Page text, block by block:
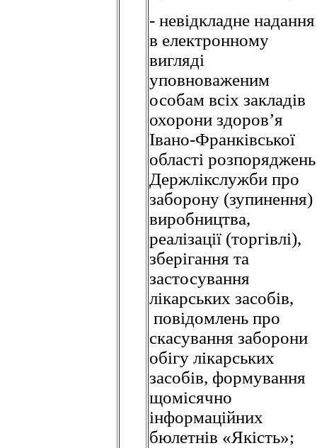
- невідкладне надання
в електронному
вигляді
уповноваженим
особам всіх закладів
охорони здоров’я
Івано-Франківської
області розпоряджень
Держлікслужби про
заборону (зупинення)
виробництва,
реалізації (торгівлі),
зберігання та
застосування
лікарських засобів,
повідомлень про
скасування заборони
обігу лікарських
засобів, формування
щомісячно
інформаційних
бюлетнів «Якість»;